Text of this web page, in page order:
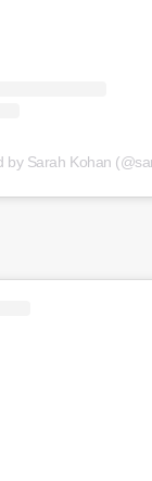
by Sarah Kohan